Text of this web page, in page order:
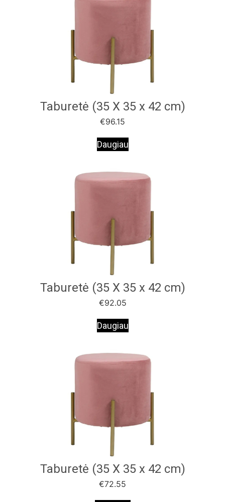
Taburetė (35 X 35 x 42 cm)
€96.15
Daugiau
Taburetė (35 X 35 x 42 cm)
€92.05
Daugiau
Taburetė (35 X 35 x 42 cm)
€72.55